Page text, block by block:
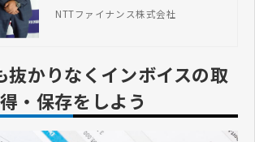
NTTファイナンス株式会社
抜かりなくインボイスの取
得・保存をしよう